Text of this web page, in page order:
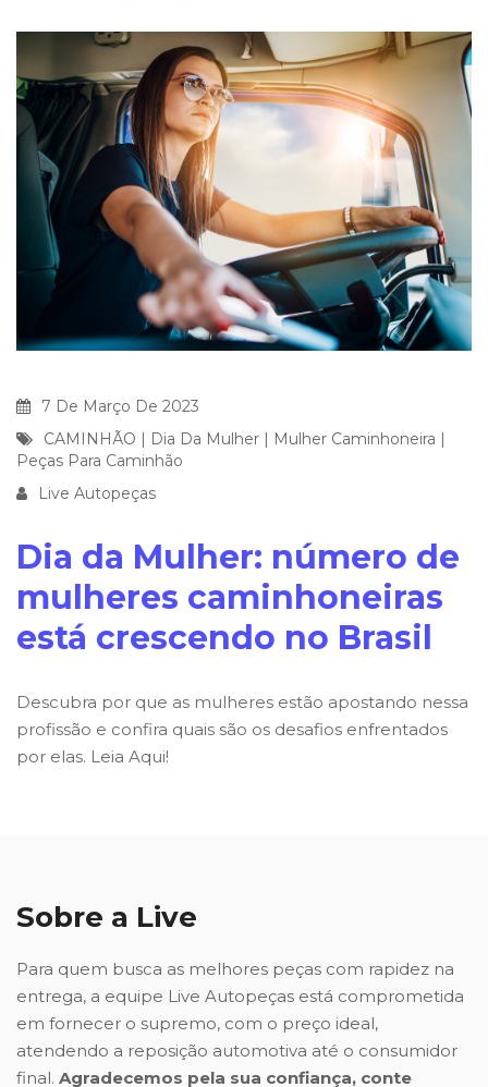
7 De Março De 2023
CAMINHÃO | Dia Da Mulher | Mulher Caminhoneira |
Peças Para Caminhão
Live Autopeças
Dia da Mulher: número de
mulheres caminhoneiras
está crescendo no Brasil
Descubra por que as mulheres estão apostando nessa
profissão e confira quais são os desafios enfrentados
por elas. Leia Aqui!
Sobre a Live
Para quem busca as melhores peças com rapidez na
entrega, a equipe Live Autopeças está comprometida
em fornecer o supremo, com o preço ideal,
atendendo a reposição automotiva até o consumidor
final. Agradecemos pela sua confiança, conte